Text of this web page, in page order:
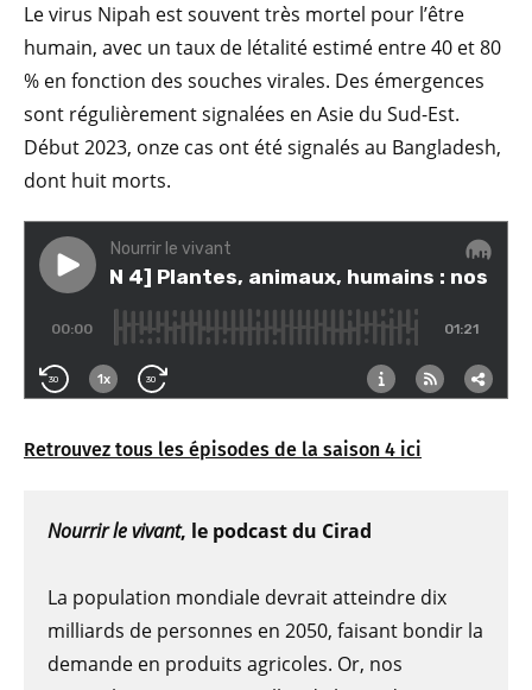
Le virus Nipah est souvent très mortel pour l’être
humain, avec un taux de létalité estimé entre 40 et 80
% en fonction des souches virales. Des émergences
sont régulièrement signalées en Asie du Sud-Est.
Début 2023, onze cas ont été signalés au Bangladesh,
dont huit morts.
Retrouvez tous les épisodes de la saison 4 ici
Nourrir le vivant, le podcast du Cirad
La population mondiale devrait atteindre dix
milliards de personnes en 2050, faisant bondir la
demande en produits agricoles. Or, nos